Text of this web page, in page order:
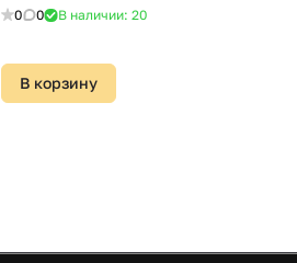
0 0 В наличии: 20
В корзину